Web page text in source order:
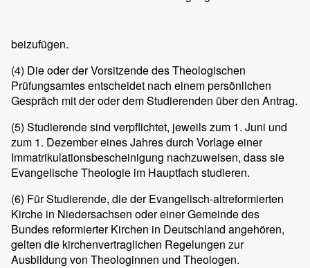
beizufügen.
(4) Die oder der Vorsitzende des Theologischen
Prüfungsamtes entscheidet nach einem persönlichen
Gespräch mit der oder dem Studierenden über den Antrag.
(5) Studierende sind verpflichtet, jeweils zum 1. Juni und
zum 1. Dezember eines Jahres durch Vorlage einer
Immatrikulationsbescheinigung nachzuweisen, dass sie
Evangelische Theologie im Hauptfach studieren.
(6) Für Studierende, die der Evangelisch-altreformierten
Kirche in Niedersachsen oder einer Gemeinde des
Bundes reformierter Kirchen in Deutschland angehören,
gelten die kirchenvertraglichen Regelungen zur
Ausbildung von Theologinnen und Theologen.